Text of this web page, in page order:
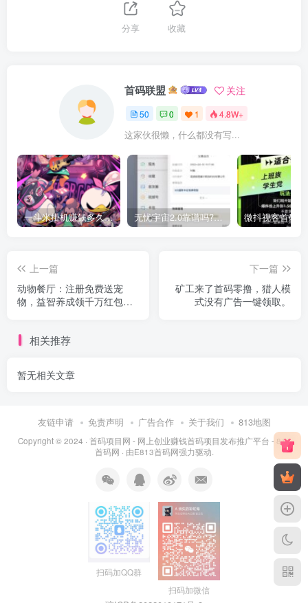
分享 收藏
首码联盟 关注
50 0 1 4.8W+
这家伙很懒，什么都没有写...
一斗米掛机赚钱多久到账？一斗米视频号掛机步骤图 无忧宇宙2.0靠谱吗?无忧宇宙官方回收宝石价格多少钱
上一篇
动物餐厅：注册免费送宠
物，益智养成领千万红包，
下一篇
矿工来了首码零撸，猎人模
式没有广告一键领取。
相关推荐
暂无相关文章
友链申请 免责声明 广告合作 关于我们 813地图
Copyright © 2024 · 首码项目网 - 网上创业赚钱首码项目发布推广平台 - 813
首码网 · 由E813首码网强力驱动.
扫码加QQ群
扫码加微信